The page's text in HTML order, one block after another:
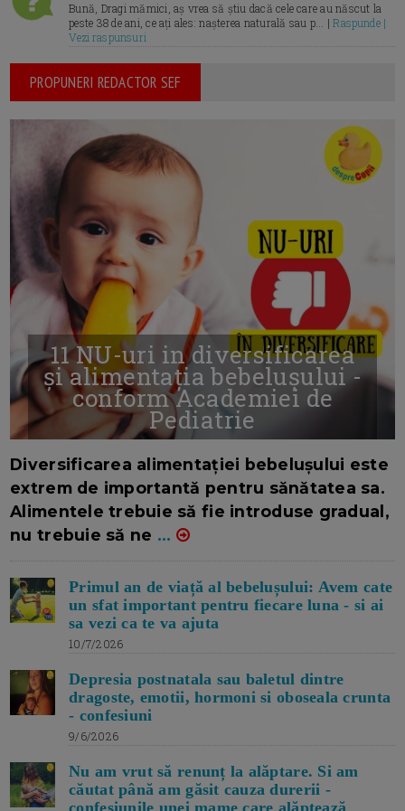
Bună, Dragi mămici, aș vrea să știu dacă cele care au născut la
peste 38 de ani, ce ați ales: nașterea naturală sau p... |Raspunde |
Vezi raspunsuri
PROPUNERI REDACTOR SEF
11 NU-uri in diversificarea
și alimentația bebelușului -
conform Academiei de
Pediatrie
Diversificarea alimentației bebelușului este
extrem de importantă pentru sănătatea sa.
Alimentele trebuie să fie introduse gradual,
nu trebuie să ne ...
Primul an de viață al bebelușului: Avem cate
un sfat important pentru fiecare luna - si ai
sa vezi ca te va ajuta
10/7/2026
Depresia postnatala sau baletul dintre
dragoste, emotii, hormoni si oboseala crunta
- confesiuni
9/6/2026
Nu am vrut să renunț la alăptare. Si am
căutat până am găsit cauza durerii -